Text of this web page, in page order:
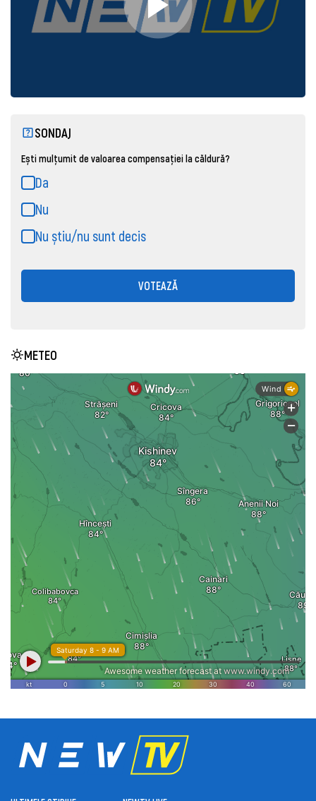
SONDAJ
Ești mulțumit de valoarea compensației la căldură?
Da
Nu
Nu știu/nu sunt decis
VOTEAZĂ
METEO